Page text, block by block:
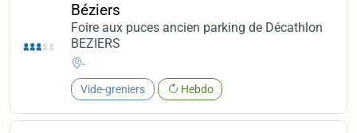
Béziers
Foire aux puces ancien parking de Décathlon
BEZIERS
-
Vide-greniers Hebdo